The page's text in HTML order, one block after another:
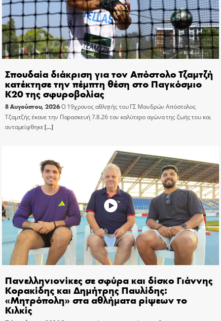
Σπουδαία διάκριση για τον Απόστολο Τζαμτζή
κατέκτησε την πέμπτη θέση στο Παγκόσμιο
Κ20 της σφυροβολίας
8 Αυγούστου, 2026Ο 19χρονος αθλητής του ΓΣ Μανδρών Απόστολος
Τζαμτζής έκανε την Παρασκευή 7.8.26 τον καλύτερο αγώνα της ζωής του και
ανταμείφθηκε[…]
Πανελληνιονίκες σε σφύρα και δίσκο Γιάννης
Κορακίδης και Δημήτρης Παυλίδης:
«Μητρόπολη» στα αθλήματα ρίψεων το
Κιλκίς